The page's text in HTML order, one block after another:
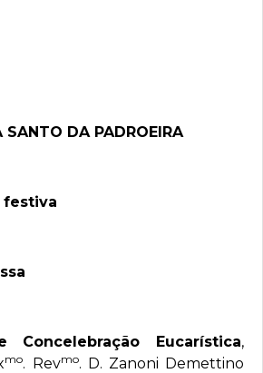
DA PADROEIRA
festiva
Concelebração Eucarística,
mo. Revmo. D. Zanoni Demettino